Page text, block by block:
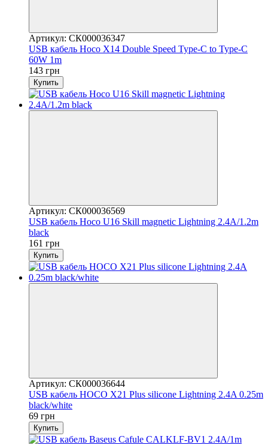
Артикул: СК000036347
USB кабель Hoco X14 Double Speed Type-C to Type-C
60W 1m
143 грн
Купить
Артикул: СК000036569
USB кабель Hoco U16 Skill magnetic Lightning 2.4A/1.2m
black
161 грн
Купить
Артикул: СК000036644
USB кабель HOCO X21 Plus silicone Lightning 2.4A 0.25m
black/white
69 грн
Купить